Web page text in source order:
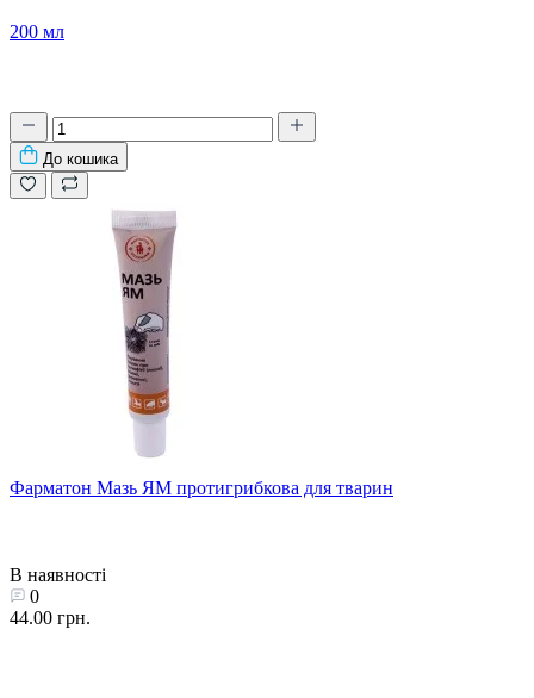
200 мл
До кошика
Фарматон Мазь ЯМ протигрибкова для тварин
В наявності
0
44.00 грн.